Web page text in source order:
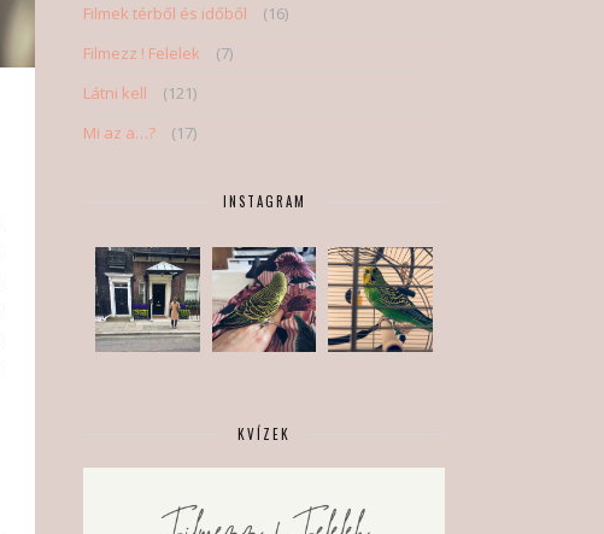
Filmek térből és időből
(16)
Filmezz ! Felelek
(7)
Látni kell
(121)
Mi az a…?
(17)
INSTAGRAM
KVÍZEK